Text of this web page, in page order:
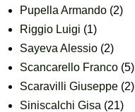
Pupella Armando (2)
Riggio Luigi (1)
Sayeva Alessio (2)
Scancarello Franco (5)
Scaravilli Giuseppe (2)
Siniscalchi Gisa (21)